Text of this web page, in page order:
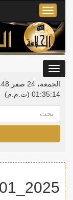
Toggle
navigation
الجمعة، 24 صفر 1448هـ | 07 أغسطس 2026م |
01:35:14 (ت.م.م)
2025_01_26_Indo_Jakarta_PAL_ACTV_Pics__Page_05